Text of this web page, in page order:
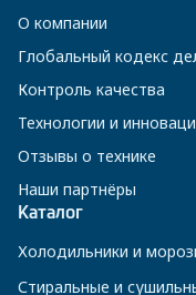
О компании
Глобальный кодекс
Контроль качества
Технологии и
Отзывы о технике
Наши партнёры
Каталог
Холодильники и
Стиральные и